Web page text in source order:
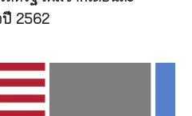
ปี 2562